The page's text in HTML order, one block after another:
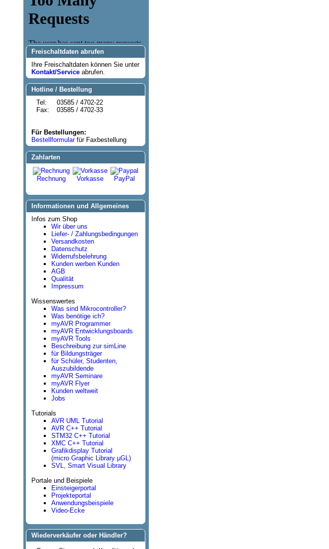
Freischaltdaten abrufen
Ihre Freischaltdaten können Sie unter
Kontakt/Service abrufen.
Hotline / Bestellung
Tel:
Fax:
03585 / 4702-22
03585 / 4702-33
Für Bestellungen:
Bestellformularfür Faxbestellung
Zahlarten
Rechnung Vorkasse PayPal
Informationen und Allgemeines
Infos zum Shop
Wir über uns
Liefer- / Zahlungsbedingungen
Versandkosten
Datenschutz
Widerrufsbelehrung
Kunden werben Kunden
AGB
Qualität
Impressum
Wissenswertes
Was sind Mikrocontroller?
Was benötige ich?
myAVR Programmer
myAVR Entwicklungsboards
myAVR Tools
Beschreibung zur simLine
für Bildungsträger
für Schüler, Studenten,
Auszubildende
myAVR Seminare
myAVR Flyer
Kunden weltweit
Jobs
Tutorials
AVR UML Tutorial
AVR C++ Tutorial
STM32 C++ Tutorial
XMC C++ Tutorial
Grafikdisplay Tutorial
(micro Graphic Library µGL)
SVL, Smart Visual Library
Portale und Beispiele
Einsteigerportal
Projekteportal
Anwendungsbeispiele
Video-Ecke
Wiederverkäufer oder Händler?